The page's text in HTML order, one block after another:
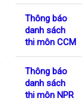
Thông báo
danh sách
thi môn CCM
Thông báo
danh sách
thi môn NPR